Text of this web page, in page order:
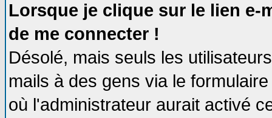
Lorsque je clique sur le lien e-
de me connecter !
Désolé, mais seuls les
mails à des gens via le
où l'administrateur aurait activé